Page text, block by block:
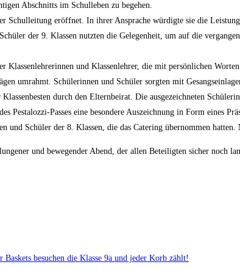
Abschnitts im Schulleben zu begehen.
Schulleitung eröffnet. In ihrer Ansprache würdigte sie die
der 9. Klassen nutzten die Gelegenheit, um auf die
Klassenlehrerinnen und Klassenlehrer, die mit persönlichen
umrahmt. Schülerinnen und Schüler sorgten mit
durch den Elternbeirat. Die ausgezeichneten
Pestalozzi-Passes eine besondere Auszeichnung in Form eines
und Schüler der 8. Klassen, die das Catering übernommen
und bewegender Abend, der allen Beteiligten sicher noch